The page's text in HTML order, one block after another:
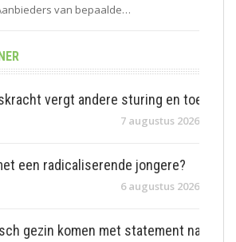
van bepaalde…
vergt andere sturing en toezicht
7 augustus 2026
een radicaliserende jongere?
6 augustus 2026
gezin komen met statement na